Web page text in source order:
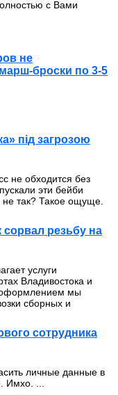
с Вами
не
броски по 3-5
під загрозою
не обходится без
эти бейби
так? Такое ощуще.
резьбу на
услуги
Владивостока и
оформлением мы
сборных и
сотрудника
личные данные в
Имхо. ...